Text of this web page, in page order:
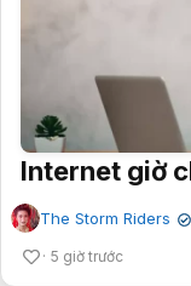
Internet giờ
The Storm Riders ✔
5 giờ trước